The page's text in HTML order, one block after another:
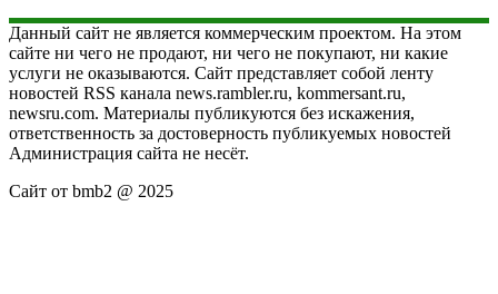
Данный сайт не является коммерческим проектом. На этом
сайте ни чего не продают, ни чего не покупают, ни какие
услуги не оказываются. Сайт представляет собой ленту
новостей RSS канала news.rambler.ru, kommersant.ru,
newsru.com. Материалы публикуются без искажения,
ответственность за достоверность публикуемых новостей
Администрация сайта не несёт.
Сайт от bmb2 @ 2025